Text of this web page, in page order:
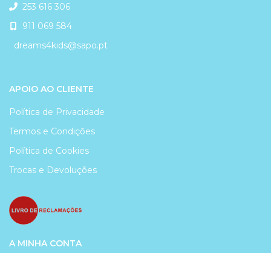
253 616 306
911 069 584
dreams4kids@sapo.pt
APOIO AO CLIENTE
Política de Privacidade
Termos e Condições
Política de Cookies
Trocas e Devoluções
A MINHA CONTA